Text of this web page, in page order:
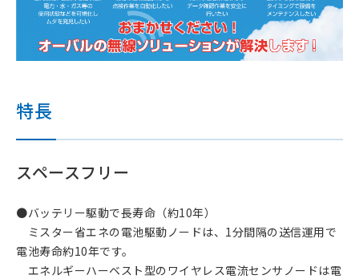
特長
スペースフリー
●バッテリー駆動で長寿命（約10年）
ミスター省エネの電池駆動ノードは、1分間隔の送信運用で
電池寿命約10年です。
エネルギーハーベスト型のワイヤレス電流センサノードは電